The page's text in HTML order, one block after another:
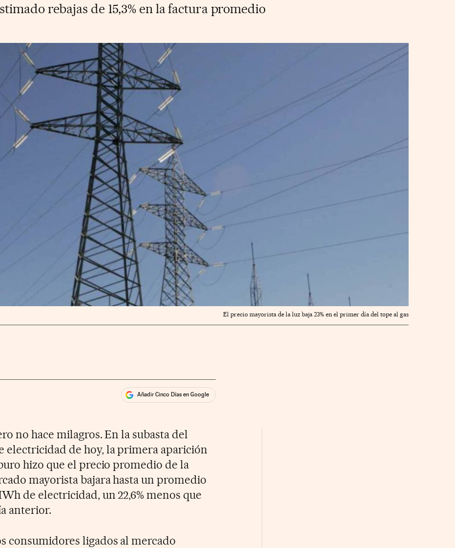
rebajas de 15,3% en la factura promedio
El precio mayorista de la luz baja 23% en el primer día del tope al gas
Añadir Cinco Días en Google
no hace milagros. En la subasta del
electricidad de hoy, la primera aparición
hizo que el precio promedio de la
mayorista bajara hasta un promedio
de electricidad, un 22,6% menos que
anterior.
consumidores ligados al mercado